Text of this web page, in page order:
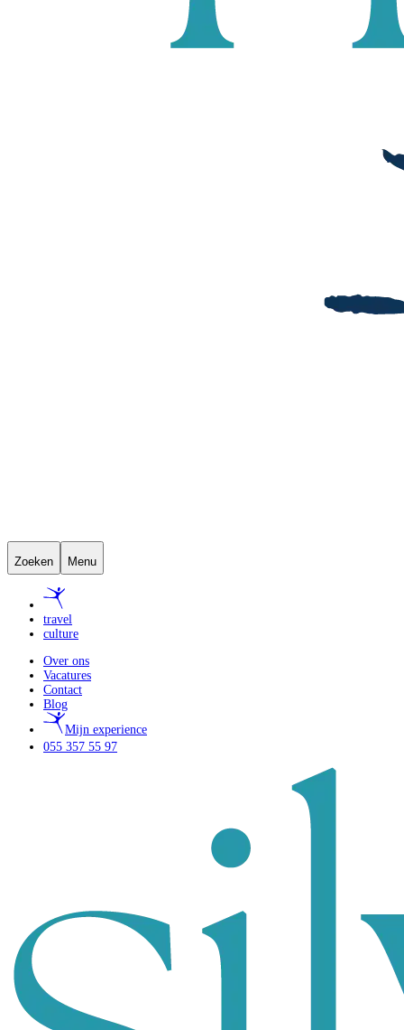
Zoeken Menu
travel
culture
Over ons
Vacatures
Contact
Blog
Mijn experience
055 357 55 97